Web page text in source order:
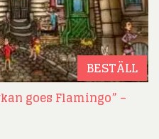
BESTÄLL
goes Flamingo” –